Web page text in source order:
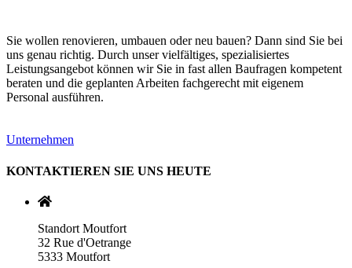
Sie wollen renovieren, umbauen oder neu bauen? Dann sind Sie bei
uns genau richtig. Durch unser vielfältiges, spezialisiertes
Leistungsangebot können wir Sie in fast allen Baufragen kompetent
beraten und die geplanten Arbeiten fachgerecht mit eigenem
Personal ausführen.
Unternehmen
KONTAKTIEREN SIE UNS HEUTE
Standort Moutfort
32 Rue d'Oetrange
5333 Moutfort